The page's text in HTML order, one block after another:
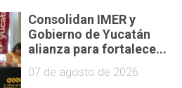
Consolidan IMER y
Gobierno de Yucatán
alianza para fortalece...
07 de agosto de 2026